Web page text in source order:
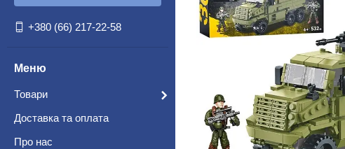
+380 (66) 217-22-58
Товари
Доставка та оплата
Про нас